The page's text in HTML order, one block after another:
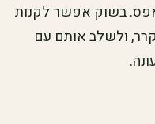
בשוק אפשר לקנות
ולשלב אותם עם